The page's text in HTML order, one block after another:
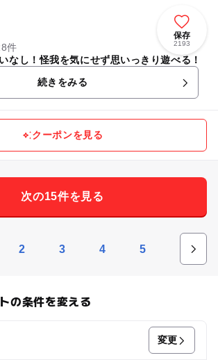
保存
2193
件
なし！怪我を気にせず思いっきり遊べる！
続きをみる
クーポンを見る
次の15件を見る
2 3 4 5
の条件を変える
変更